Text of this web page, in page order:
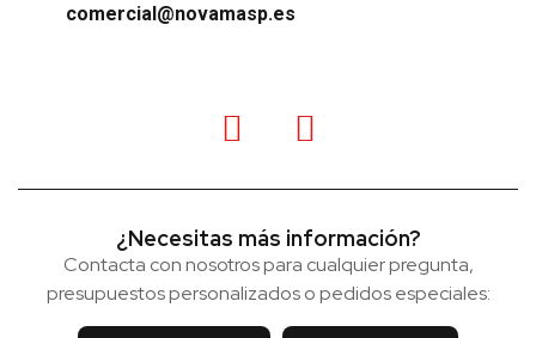
comercial@novamasp.es
¿Necesitas más información?
Contacta con nosotros para cualquier pregunta,
presupuestos personalizados o pedidos especiales: